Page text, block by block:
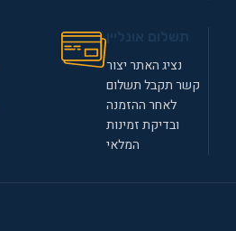
נציג האתר יצור
קשר תקבל תשלום
לאחר ההזמנה
ובדיקת זמינות
המלאי